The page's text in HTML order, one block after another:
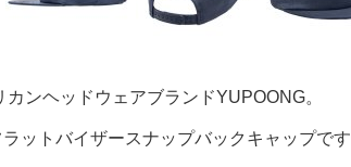
ンヘッドウェアブランドYUPOONG。
ットバイザースナップバックキャップです